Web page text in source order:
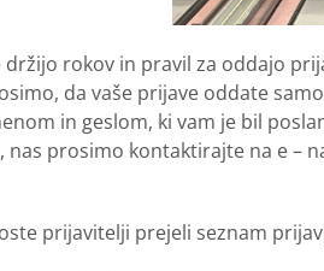
rokov in pravil za oddajo
da vaše prijave oddate
in geslom, ki vam je bil
prosimo kontaktirajte na e –
prijavitelji prejeli seznam